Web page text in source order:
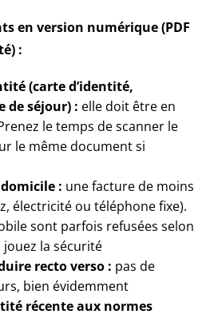
en version numérique (PDF
:
(carte d’identité,
de séjour) : elle doit être en
le temps de scanner le
le même document si
: une facture de moins
électricité ou téléphone fixe).
sont parfois refusées selon
la sécurité
recto verso : pas de
bien évidemment
récente aux normes